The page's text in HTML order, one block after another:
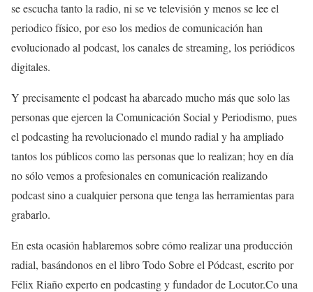
se escucha tanto la radio, ni se ve televisión y menos se lee el
periodico físico, por eso los medios de comunicación han
evolucionado al podcast, los canales de streaming, los periódicos
digitales.
Y precisamente el podcast ha abarcado mucho más que solo las
personas que ejercen la Comunicación Social y Periodismo, pues
el podcasting ha revolucionado el mundo radial y ha ampliado
tantos los públicos como las personas que lo realizan; hoy en día
no sólo vemos a profesionales en comunicación realizando
podcast sino a cualquier persona que tenga las herramientas para
grabarlo.
En esta ocasión hablaremos sobre cómo realizar una producción
radial, basándonos en el libro Todo Sobre el Pódcast, escrito por
Félix Riaño experto en podcasting y fundador de Locutor.Co una